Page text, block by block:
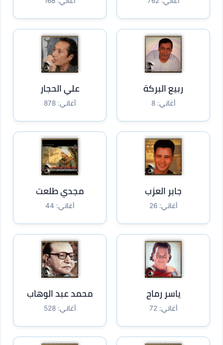
ربيع البركة
أغاني: 8
علي الحجار
أغاني: 878
جابر العزب
أغاني: 26
مجدي طلعت
أغاني: 44
ياسر رماح
أغاني: 72
محمد عبد الوهاب
أغاني: 528